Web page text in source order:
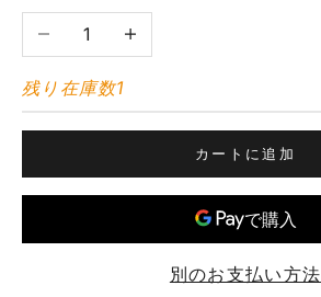
数量を減らす数量を増やす
残り在庫数1
カートに追加
別のお支払い方法